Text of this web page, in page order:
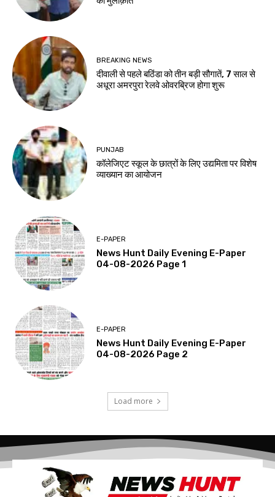
BREAKING NEWS
दीवाली से पहले बठिंडा को तीन बड़ी सौगातें, 7 साल से
अधूरा अमरपुरा रेलवे ओवरब्रिज होगा शुरू
PUNJAB
कॉलेजिएट स्कूल के छात्रों के लिए उद्यमिता पर विशेष
व्याख्यान का आयोजन
E-PAPER
News Hunt Daily Evening E-Paper
04-08-2026 Page 1
E-PAPER
News Hunt Daily Evening E-Paper
04-08-2026 Page 2
Load more